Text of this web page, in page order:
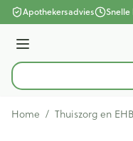
Ga naar de inhoud
Apothekersadvies
Menu
Product, merk,
Home / Thuiszorg en